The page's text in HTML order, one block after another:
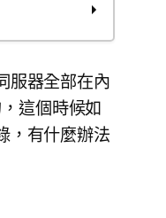
服器全部在內
這個時候如
，有什麼辦法